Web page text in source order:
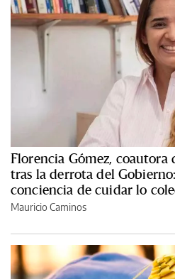
Florencia Gómez, coautora
tras la derrota del
conciencia de cuidar lo
Mauricio Caminos